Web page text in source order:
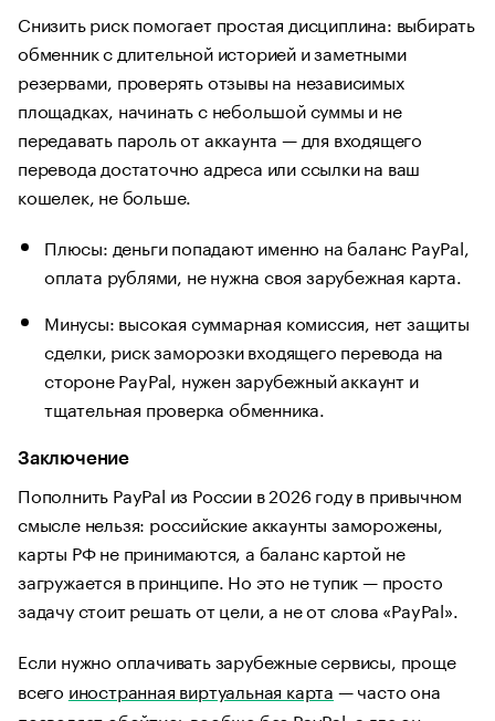
Снизить риск помогает простая дисциплина: выбирать
обменник с длительной историей и заметными
резервами, проверять отзывы на независимых
площадках, начинать с небольшой суммы и не
передавать пароль от аккаунта — для входящего
перевода достаточно адреса или ссылки на ваш
кошелек, не больше.
Плюсы: деньги попадают именно на баланс PayPal,
оплата рублями, не нужна своя зарубежная карта.
Минусы: высокая суммарная комиссия, нет защиты
сделки, риск заморозки входящего перевода на
стороне PayPal, нужен зарубежный аккаунт и
тщательная проверка обменника.
Заключение
Пополнить PayPal из России в 2026 году в привычном
смысле нельзя: российские аккаунты заморожены,
карты РФ не принимаются, а баланс картой не
загружается в принципе. Но это не тупик — просто
задачу стоит решать от цели, а не от слова «PayPal».
Если нужно оплачивать зарубежные сервисы, проще
всего иностранная виртуальная карта — часто она